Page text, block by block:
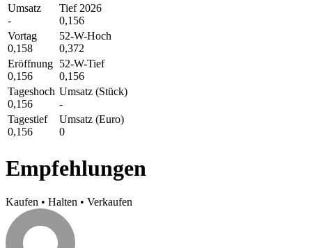
Umsatz
-
Tief 2026
0,156
Vortag
0,158
52-W-Hoch
0,372
Eröffnung
0,156
52-W-Tief
0,156
Tageshoch
0,156
Umsatz (Stück)
-
Tagestief
0,156
Umsatz (Euro)
0
Empfehlungen
Kaufen • Halten • Verkaufen